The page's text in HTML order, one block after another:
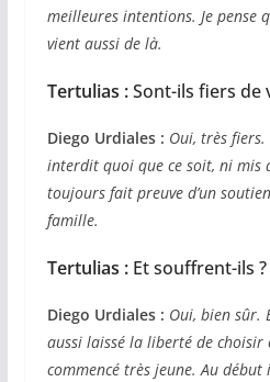
meilleures intentions. Je pense
vient aussi de là.
Tertulias :Sont-ils fiers de
Diego Urdiales : Oui, très fiers.
interdit quoi que ce soit, ni mis
toujours fait preuve d’un
famille.
Tertulias : Et souffrent-ils ?
Diego Urdiales : Oui, bien sûr.
aussi laissé la liberté de choisir
commencé très jeune. Au début